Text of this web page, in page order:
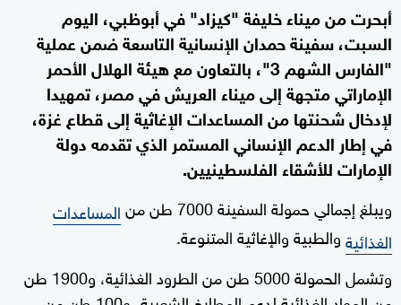
أبحرت من ميناء خليفة "كيزاد" في أبوظبي، اليوم
السبت، سفينة حمدان الإنسانية التاسعة ضمن عملية
"الفارس الشهم 3"، بالتعاون مع هيئة الهلال الأحمر
الإماراتي متجهة إلى ميناء العريش في مصر، تمهيدا
لإدخال شحنتها من المساعدات الإغاثية إلى قطاع غزة،
في إطار الدعم الإنساني المستمر الذي تقدمه دولة
الإمارات للأشقاء الفلسطينيين.
ويبلغ إجمالي حمولة السفينة 7000 طن من
المساعدات
الغذائيةوالطبية والإغاثية المتنوعة.
وتشمل الحمولة 5000 طن من الطرود الغذائية، و1900 طن